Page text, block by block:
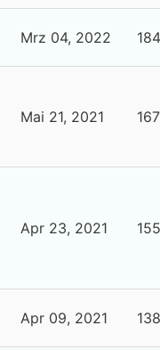
Mrz 04, 2022
Mai 21, 2021
Apr 23, 2021
Apr 09, 2021